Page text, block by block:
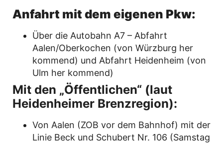
Anfahrt mit dem eigenen Pkw:
Über die Autobahn A7 – Abfahrt
Aalen/Oberkochen (von Würzburg her
kommend) und Abfahrt Heidenheim (von
Ulm her kommend)
Mit den „Öffentlichen“ (laut
Heidenheimer Brenzregion):
Von Aalen (ZOB vor dem Bahnhof) mit der
Linie Beck und Schubert Nr. 106 (Samstag